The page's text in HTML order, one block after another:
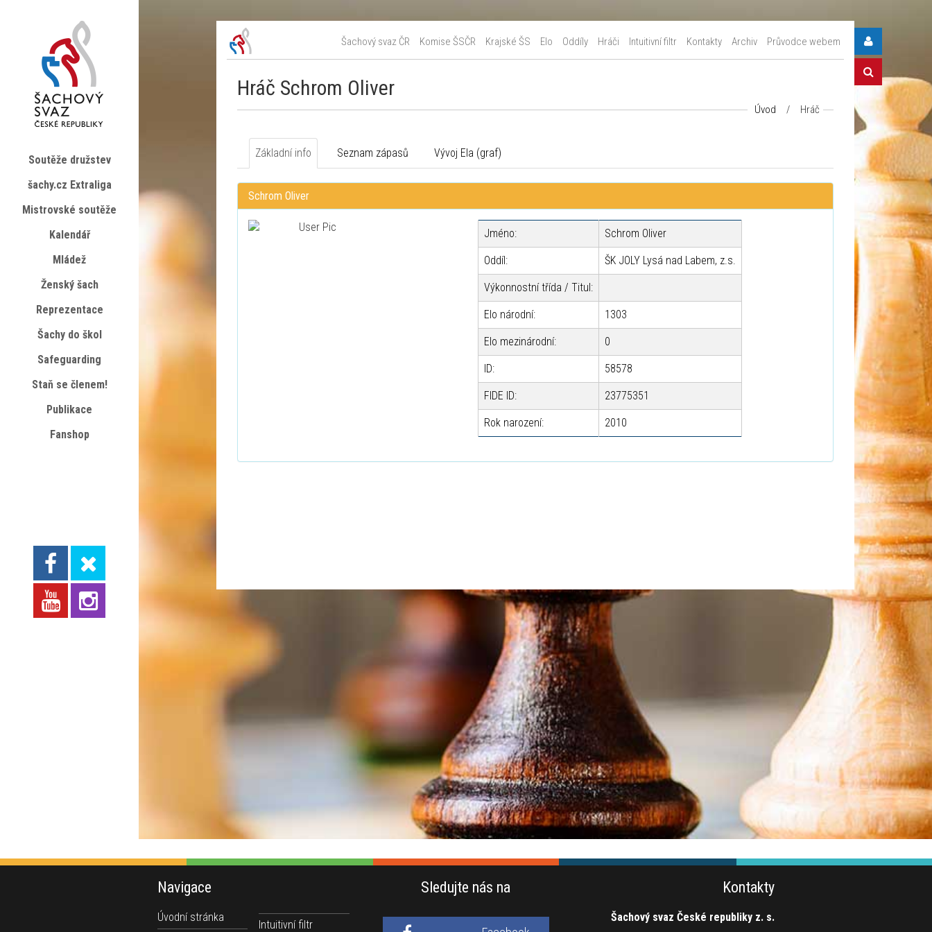
Šachový svaz ČR Komise ŠSČR Krajské ŠS Elo Oddíly Hráči Intuitivní filtr Kontakty Archiv Průvodce webem
Hráč Schrom Oliver
Úvod / Hráč
Základní info Seznam zápasů Vývoj Ela (graf)
Schrom Oliver
Jméno: Schrom Oliver
Oddíl: ŠK JOLY Lysá nad Labem, z.s.
Výkonnostní třída / Titul:
Elo národní: 1303
Elo mezinárodní: 0
ID: 58578
FIDE ID: 23775351
Rok narození: 2010
Soutěže družstev
šachy.cz Extraliga
Mistrovské soutěže
Kalendář
Mládež
Ženský šach
Reprezentace
Šachy do škol
Safeguarding
Staň se členem!
Publikace
Fanshop
Navigace
Úvodní stránka
Intuitivní filtr
Sledujte nás na Kontakty
Šachový svaz České republiky z. s.